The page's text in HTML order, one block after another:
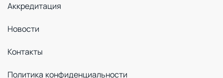
Аккредитация
Новости
Контакты
Политика конфиденциальности